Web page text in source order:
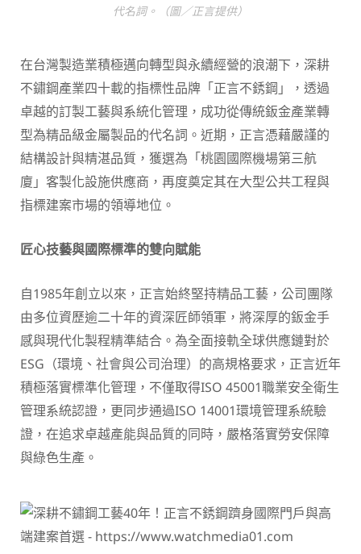
代名詞。（圖／正言提供）
在台灣製造業積極邁向轉型與永續經營的浪潮下，深耕
不鏽鋼產業四十載的指標性品牌「正言不銹鋼」，透過
卓越的訂製工藝與系統化管理，成功從傳統鈑金產業轉
型為精品級金屬製品的代名詞。近期，正言憑藉嚴謹的
結構設計與精湛品質，獲選為「桃園國際機場第三航
廈」客製化設施供應商，再度奠定其在大型公共工程與
指標建案市場的領導地位。
匠心技藝與國際標準的雙向賦能
自1985年創立以來，正言始終堅持精品工藝，公司團隊
由多位資歷逾二十年的資深匠師領軍，將深厚的鈑金手
感與現代化製程精準結合。為全面接軌全球供應鏈對於
ESG（環境、社會與公司治理）的高規格要求，正言近年
積極落實標準化管理，不僅取得ISO 45001職業安全衛生
管理系統認證，更同步通過ISO 14001環境管理系統驗
證，在追求卓越產能與品質的同時，嚴格落實勞安保障
與綠色生產。